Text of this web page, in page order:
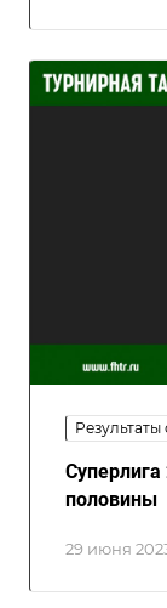
29 июня
половины